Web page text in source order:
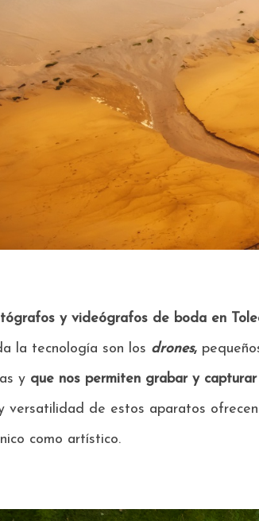
y videógrafos de boda en
la tecnología son los drones,
y que nos permiten grabar y
versatilidad de estos aparatos ofrecen
como artístico.